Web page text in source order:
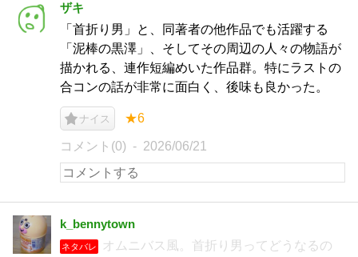
ザキ
「首折り男」と、同著者の他作品でも活躍する
「泥棒の黒澤」、そしてその周辺の人々の物語が
描かれる、連作短編めいた作品群。特にラストの
合コンの話が非常に面白く、後味も良かった。
ナイス ★6
コメント(0) 2026/06/21
k_bennytown
ネタバレ
オムニバス風。首折り男ってどうなるの